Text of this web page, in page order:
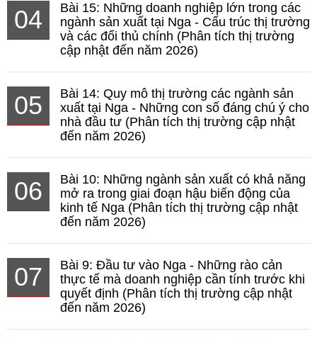
04
Bài 15: Những doanh nghiệp lớn trong các
ngành sản xuất tại Nga - Cấu trúc thị trường
và các đối thủ chính (Phân tích thị trường
cập nhật đến năm 2026)
05
Bài 14: Quy mô thị trường các ngành sản
xuất tại Nga - Những con số đáng chú ý cho
nhà đầu tư (Phân tích thị trường cập nhật
đến năm 2026)
06
Bài 10: Những ngành sản xuất có khả năng
mở ra trong giai đoạn hậu biến động của
kinh tế Nga (Phân tích thị trường cập nhật
đến năm 2026)
07
Bài 9: Đầu tư vào Nga - Những rào cản
thực tế mà doanh nghiệp cần tính trước khi
quyết định (Phân tích thị trường cập nhật
đến năm 2026)